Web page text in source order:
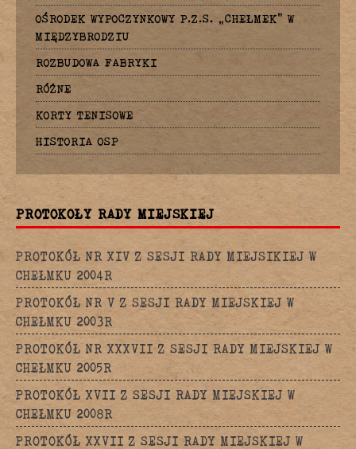
OŚRODEK WYPOCZYNKOWY P.Z.S. „CHEŁMEK” W
MIĘDZYBRODZIU
ROZBUDOWA FABRYKI
RÓŻNE
KORTY TENISOWE
HISTORIA OSP
PROTOKOŁY RADY MIEJSKIEJ
PROTOKÓŁ NR XIV Z SESJI RADY MIEJSIKIEJ W
CHEŁMKU 2004R
PROTOKÓŁ NR V Z SESJI RADY MIEJSKIEJ W
CHEŁMKU 2003R
PROTOKÓŁ NR XXXVII Z SESJI RADY MIEJSKIEJ W
CHEŁMKU 2005R
PROTOKÓŁ XVII Z SESJI RADY MIEJSKIEJ W
CHEŁMKU 2008R
PROTOKÓŁ XXVII Z SESJI RADY MIEJSKIEJ W